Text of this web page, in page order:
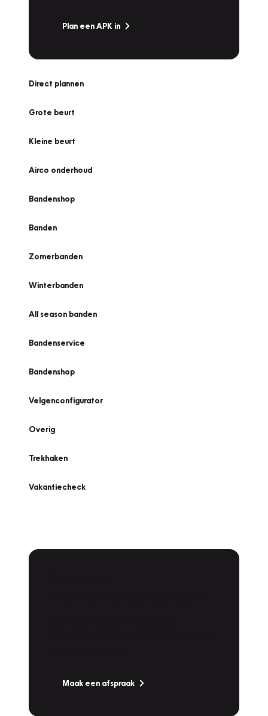
Plan een APK in
Direct plannen
Grote beurt
Kleine beurt
Airco onderhoud
Bandenshop
Banden
Zomerbanden
Winterbanden
All season banden
Bandenservice
Bandenshop
Velgenconfigurator
Overig
Trekhaken
Vakantiecheck
Maak een afspraak